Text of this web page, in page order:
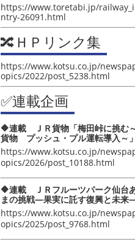
https://www.toretabi.jp/
ntry-26091.html
🔀ＨＰリンク集
https://www.kotsu.co.jp/
opics/2022/post_5238.html
✅連載企画
🔶連載 ＪＲ貨物「梅田峠に挑む
貨物 プッシュ・プル運転導入～」
https://www.kotsu.co.jp/
opics/2026/post_10188.html
🔶連載 ＪＲフルーツパーク仙台
まの挑戦―果実に託す復興と未来
https://www.kotsu.co.jp/
opics/2025/post_9768.html